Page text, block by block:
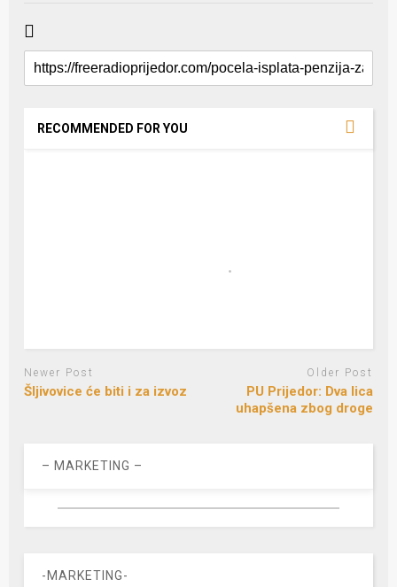
RECOMMENDED FOR YOU
Newer Post
Šljivovice će biti i za izvoz
Older Post
PU Prijedor: Dva lica
uhapšena zbog droge
– MARKETING –
-MARKETING-